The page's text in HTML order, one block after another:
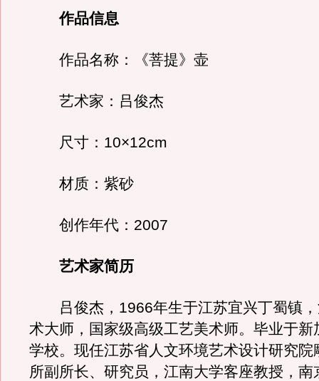
作品信息
作品名称：《菩提》壶
艺术家：吕俊杰
尺寸：10×12cm
材质：紫砂
创作年代：2007
艺术家简历
吕俊杰，1966年生于江苏宜兴丁蜀镇，
术大师，国家级高级工艺美术师。毕业于新
学校。现任江苏省人文环境艺术设计研究院
所副所长、研究员，江南大学客座教授，南